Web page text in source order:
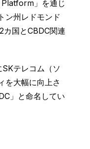
」を通じ
ン州レドモンド
カ国とCBDC関連
テレコム（ソ
を大幅に向上さ
」と命名してい